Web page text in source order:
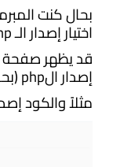
بحال كنت
اختيار إصدار الـ php المناسب للموقع,
قد يظهر صفحة
إصدار الphp (بحال كان إصدار php قديماً
مثلاً والكود